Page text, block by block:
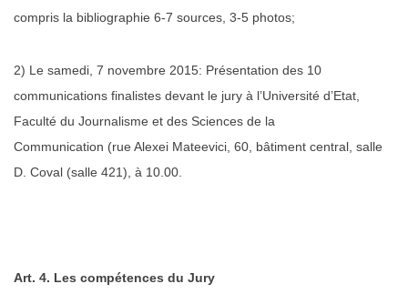
compris la bibliographie 6-7 sources, 3-5 photos;
2) Le samedi, 7 novembre 2015: Présentation des 10
communications finalistes devant le jury à l’Université d’Etat,
Faculté du Journalisme et des Sciences de la
Communication (rue Alexei Mateevici, 60, bâtiment central, salle
D. Coval (salle 421), à 10.00.
Art. 4. Les compétences du Jury